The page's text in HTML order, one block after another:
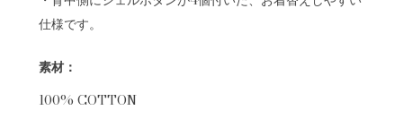
仕様です。
素材：
100% COTTON